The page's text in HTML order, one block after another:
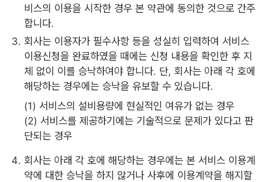
비스의 이용을 시작한 경우 본 약관에 동의한 것으로 간주
합니다.
회사는 이용자가 필수사항 등을 성실히 입력하여 서비스
이용신청을 완료하였을 때에는 신청 내용을 확인한 후 지
체 없이 이를 승낙하여야 합니다. 단, 회사는 아래 각 호에
해당하는 경우에는 승낙을 유보할 수 있습니다.
(1) 서비스의 설비용량에 현실적인 여유가 없는 경우
(2) 서비스를 제공하기에는 기술적으로 문제가 있다고 판
단되는 경우
회사는 아래 각 호에 해당하는 경우에는 본 서비스 이용계
약에 대한 승낙을 하지 않거나 사후에 이용계약을 해지할